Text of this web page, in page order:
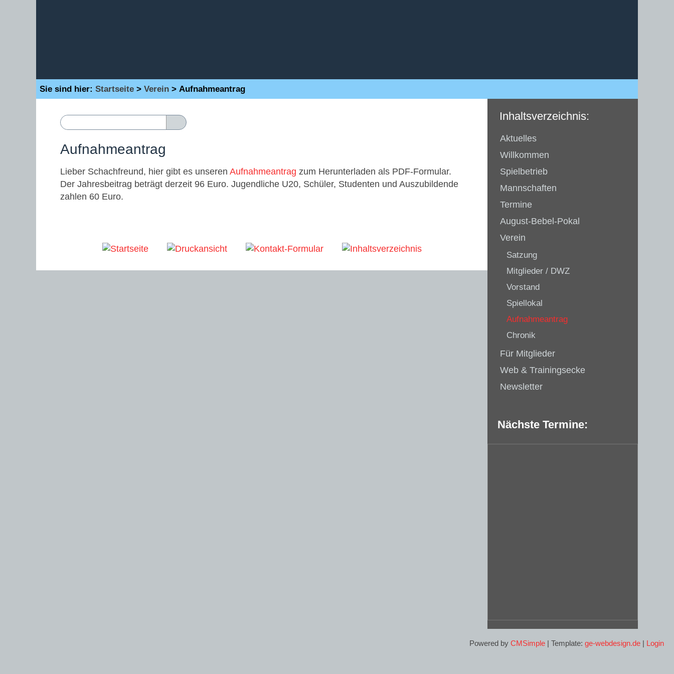
Sie sind hier: Startseite > Verein > Aufnahmeantrag
Aufnahmeantrag
Lieber Schachfreund, hier gibt es unseren Aufnahmeantrag zum Herunterladen als PDF-Formular.
Der Jahresbeitrag beträgt derzeit 96 Euro. Jugendliche U20, Schüler, Studenten und Auszubildende
zahlen 60 Euro.
Inhaltsverzeichnis:
Aktuelles
Willkommen
Spielbetrieb
Mannschaften
Termine
August-Bebel-Pokal
Verein
Satzung
Mitglieder / DWZ
Vorstand
Spiellokal
Aufnahmeantrag
Chronik
Für Mitglieder
Web & Trainingsecke
Newsletter
Nächste Termine:
Powered by CMSimple | Template: ge-webdesign.de | Login